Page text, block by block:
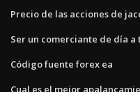
Precio de las acciones de
Ser un comerciante de día
Código fuente forex ea
Cual es el mejor